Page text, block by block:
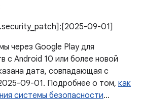
09-01]
через Google Play для
с Android 10 или более новой
дата, совпадающая с
09-01. Подробнее о том, как
системы безопасности…